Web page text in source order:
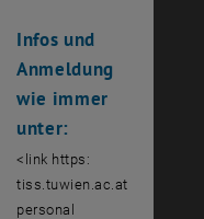
Infos und
Anmeldung
wie immer
unter:
<link https:
tiss.tuwien.ac.at
personal